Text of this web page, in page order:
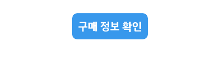
구매 정보 확인